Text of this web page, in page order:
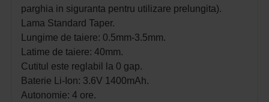
parghia in siguranta pentru utilizare prelungita).
Lama Standard Taper.
Lungime de taiere: 0.5mm-3.5mm.
Latime de taiere: 40mm.
Cutitul este reglabil la 0 gap.
Baterie Li-Ion: 3.6V 1400mAh.
Autonomie: 4 ore.